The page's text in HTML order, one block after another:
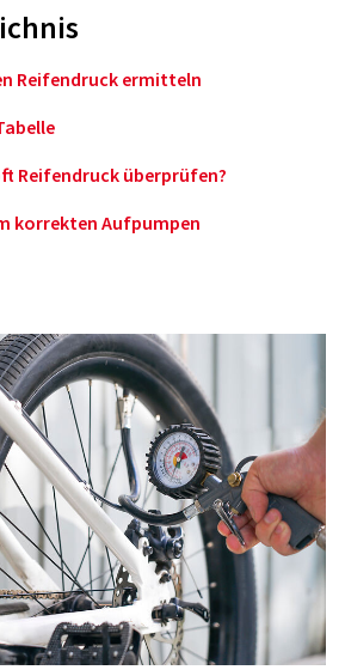
Reifendruck ermitteln
Reifendruck überprüfen?
korrekten Aufpumpen